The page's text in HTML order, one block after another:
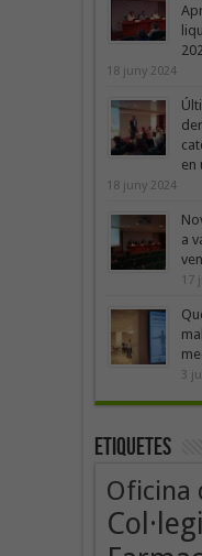
18 juny 2024
en
18 juny 2024
a
17
3
Etiquetes
Oficina